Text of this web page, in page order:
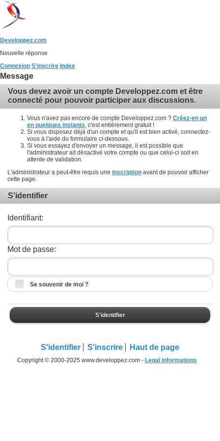
Developpez.com
Nouvelle réponse
Connexion S'inscrire Index
Message
Vous devez avoir un compte Developpez.com et être
connecté pour pouvoir participer aux discussions.
Vous n'avez pas encore de compte Developpez.com ? Créez-en un
en quelques instants , c'est entièrement gratuit !
Si vous disposez déjà d'un compte et qu'il est bien activé, connectez-
vous à l'aide du formulaire ci-dessous.
Si vous essayez d'envoyer un message, il est possible que
l'administrateur ait désactivé votre compte ou que celui-ci soit en
attente de validation.
L'administrateur a peut-être requis une inscription avant de pouvoir afficher
cette page.
S'identifier
Identifiant:
Mot de passe:
Se souvenir de moi ?
S'identifier
S'identifier S'inscrire Haut de page
Copyright © 2000-2025 www.developpez.com - Legal informations